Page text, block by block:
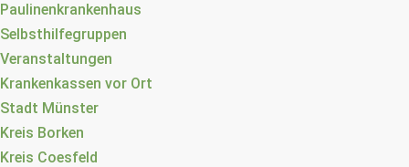
Paulinenkrankenhaus
Selbsthilfegruppen
Veranstaltungen
Krankenkassen vor Ort
Stadt Münster
Kreis Borken
Kreis Coesfeld